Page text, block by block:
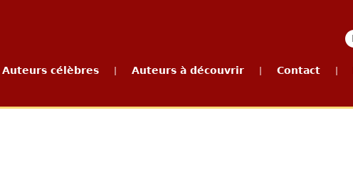
Auteurs célèbres Auteurs à découvrir Contact